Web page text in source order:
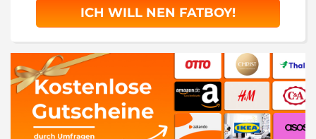
ICH WILL NEN FATBOY!